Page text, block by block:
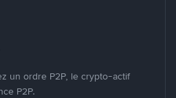
un ordre P2P, le crypto-actif
P2P.